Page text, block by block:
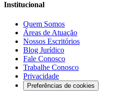
Institucional
Quem Somos
Áreas de Atuação
Nossos Escritórios
Blog Jurídico
Fale Conosco
Trabalhe Conosco
Privacidade
Preferências de cookies